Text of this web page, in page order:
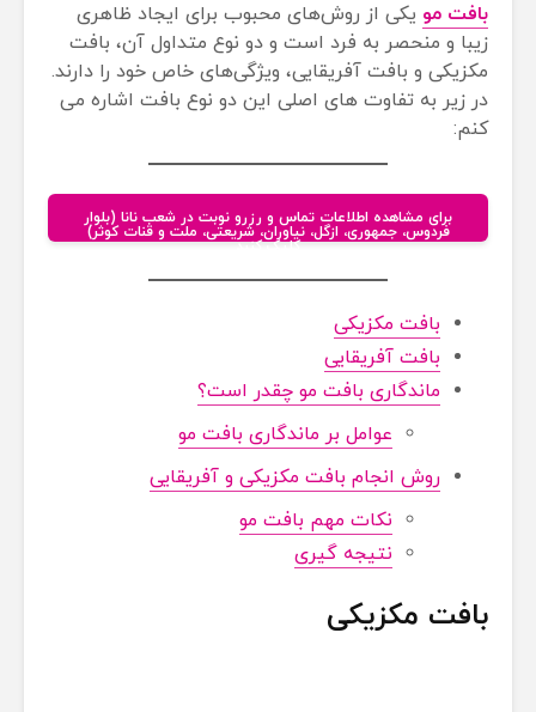
بافت مو یکی از روش‌های محبوب برای ایجاد ظاهری
زیبا و منحصر به فرد است و دو نوع متداول آن، بافت
مکزیکی و بافت آفریقایی، ویژگی‌های خاص خود را دارند.
در زیر به تفاوت های اصلی این دو نوع بافت اشاره می
کنم:
برای مشاهده اطلاعات تماس و رزرو نوبت در شعب نانا (بلوار
فردوس، جمهوری، ازگل، نیاوران، شریعتی، ملت و قنات کوثر)
کلیک کنید
بافت مکزیکی
بافت آفریقایی
ماندگاری بافت مو چقدر است؟
عوامل بر ماندگاری بافت مو
روش انجام بافت مکزیکی و آفریقایی
نکات مهم بافت مو
نتیجه گیری
بافت مکزیکی